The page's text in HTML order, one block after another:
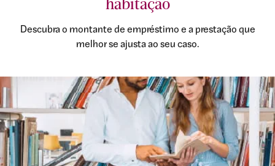
habitação
Descubra o montante de empréstimo e a prestação que
melhor se ajusta ao seu caso.